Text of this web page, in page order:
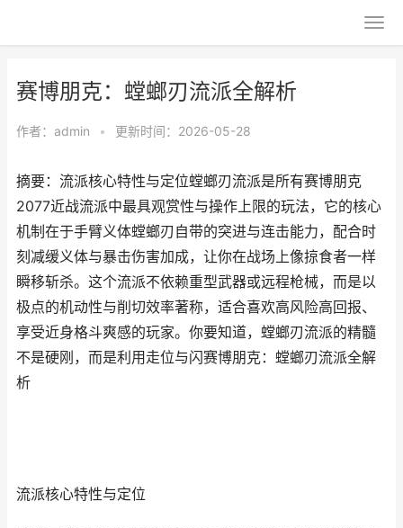
赛博朋克：螳螂刃流派全解析
作者： admin • 更新时间：2026-05-28
摘要：流派核心特性与定位螳螂刃流派是所有赛博朋克
2077近战流派中最具观赏性与操作上限的玩法，它的核心
机制在于手臂义体螳螂刃自带的突进与连击能力，配合时
刻减缓义体与暴击伤害加成，让你在战场上像掠食者一样
瞬移斩杀。这个流派不依赖重型武器或远程枪械，而是以
极点的机动性与削切效率著称，适合喜欢高风险高回报、
享受近身格斗爽感的玩家。你要知道，螳螂刃流派的精髓
不是硬刚，而是利用走位与闪赛博朋克：螳螂刃流派全解
析
流派核心特性与定位